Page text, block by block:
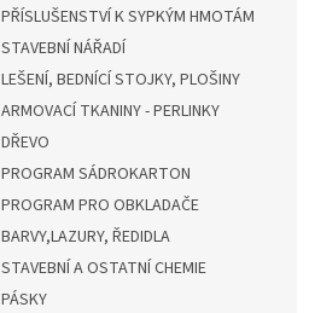
PŘÍSLUŠENSTVÍ K SYPKÝM HMOTÁM
STAVEBNÍ NÁŘADÍ
LEŠENÍ, BEDNÍCÍ STOJKY, PLOŠINY
ARMOVACÍ TKANINY - PERLINKY
DŘEVO
PROGRAM SÁDROKARTON
PROGRAM PRO OBKLADAČE
BARVY,LAZURY, ŘEDIDLA
STAVEBNÍ A OSTATNÍ CHEMIE
PÁSKY